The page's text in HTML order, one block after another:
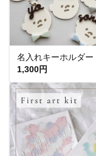
1,300円